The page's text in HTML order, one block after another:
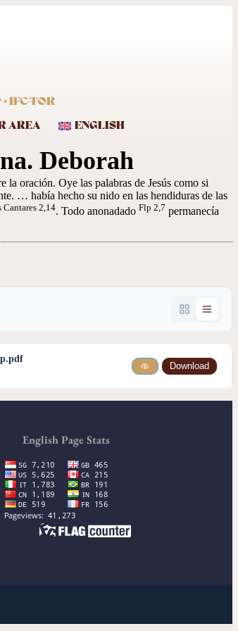
IFC-TOR
AREA ENGLISH
Deborah
la oración. Oye las palabras de Jesús como si
… había hecho su nido en las hendiduras de las
Cantares 2,14. Todo anonadado Flp 2,7 permanecía
Download
English Page Stats